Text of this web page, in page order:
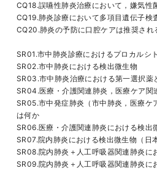
CQ18.誤嚥性肺炎治療において，嫌気性
CQ19.肺炎診療において多項目遺伝子検
CQ20.肺炎の予防に口腔ケアは推奨され
SR01.市中肺炎診療におけるプロカルシ
SR02.市中肺炎における検出微生物
SR03.市中肺炎治療における第一選択薬
SR04.医療・介護関連肺炎，医療ケア関
SR05.市中発症肺炎（市中肺炎，医療ケ
は何か
SR06.医療・介護関連肺炎における検出
SR07.院内肺炎における検出微生物（日本
SR08.院内肺炎＋人工呼吸器関連肺炎に
SR09.院内肺炎＋人工呼吸器関連肺炎に